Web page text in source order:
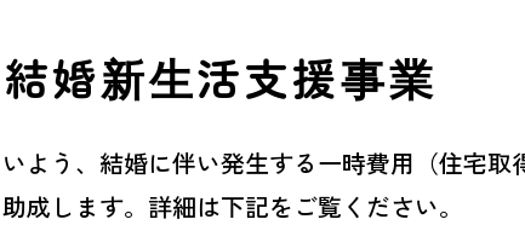
結婚新生活支援事業
よう、結婚に伴い発生する一時費用（住宅
成します。詳細は下記をご覧ください。